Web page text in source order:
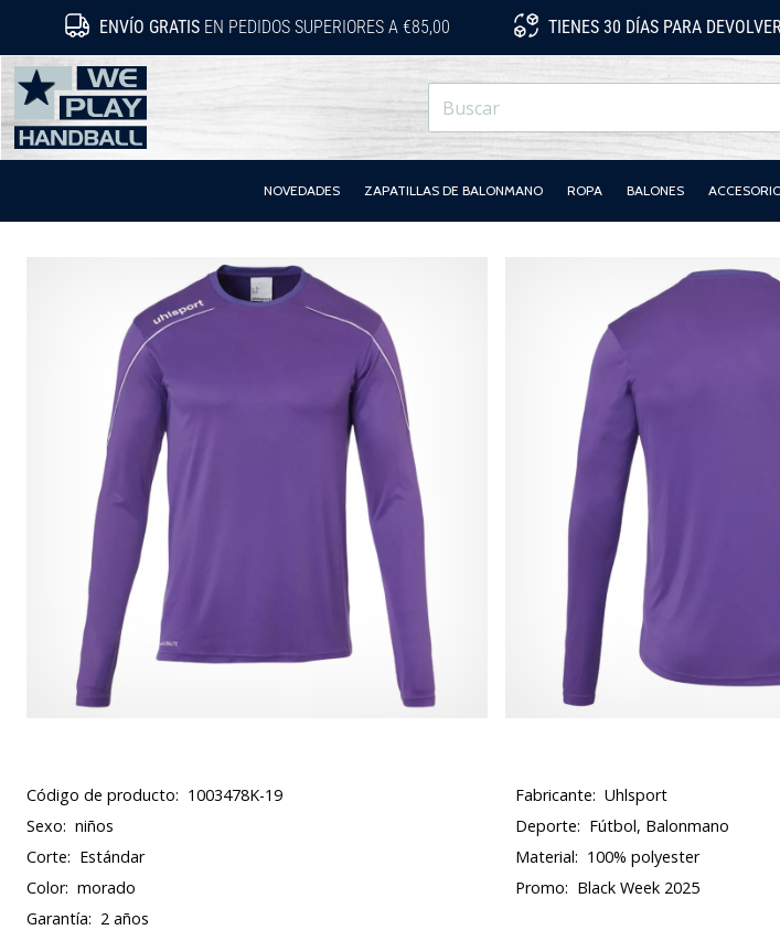
ENVÍO GRATISEN PEDIDOS SUPERIORES A €85,00 TIENES 30 DÍAS PARA
WePlayHandball.es
NOVEDADES ZAPATILLAS DE BALONMANO ROPA BALONES
Código de producto: 1003478K-19 Fabricante: Uhlsport
Sexo: niños Deporte: Fútbol, Balonmano
Corte: Estándar Material: 100% polyester
Color: morado Promo: Black Week 2025
Garantía: 2 años